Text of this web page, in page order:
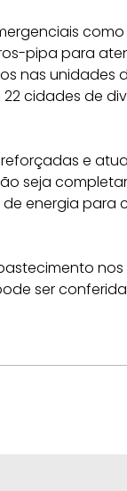
pipa para
nas
cidades de
e
seja
energia para
ser